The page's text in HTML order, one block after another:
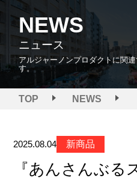
NEWS
ニュース
アルジャーノンプロダクトに関
す。
TOP NEWS
2025.08.04 新商品
『あんさんぶる